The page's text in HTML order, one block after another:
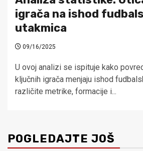
igrača na ishod
utakmica
09/16/2025
U ovoj analizi se ispituje kako
ključnih igrača menjaju ishod
različite metrike, formacije i...
POGLEDAJTE JOŠ